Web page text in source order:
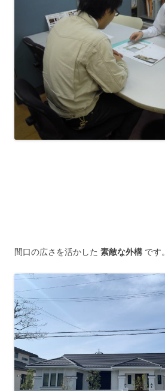
間口の広さを活かした 素敵な外構 です。